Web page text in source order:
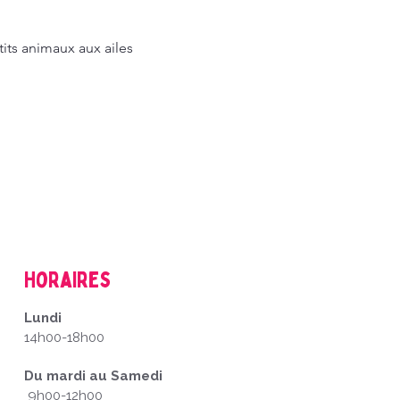
animaux aux ailes
Horaires
Lundi
14h00-18h00
Du mardi au Samedi
9h00-12h00